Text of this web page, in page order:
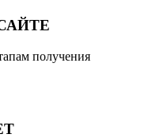
получения